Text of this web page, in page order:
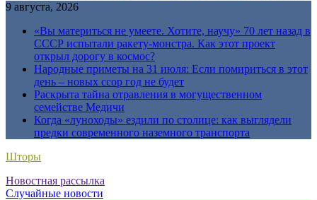
9 августа, 2026
«Вы материться не умеете. Хотите, научу» 70 лет назад в
СССР испытали ракету-монстра. Как этот проект
открыл дорогу в космос?
Народные приметы на 31 июля: Если помириться в этот
день – новых ссор год не будет
Раскрыта тайна отравления в могущественном
семействе Медичи
Когда «луноходы» ездили по столице: как выглядели
предки современного наземного транспорта
Шторы
Новостная рассылка
Случайные новости